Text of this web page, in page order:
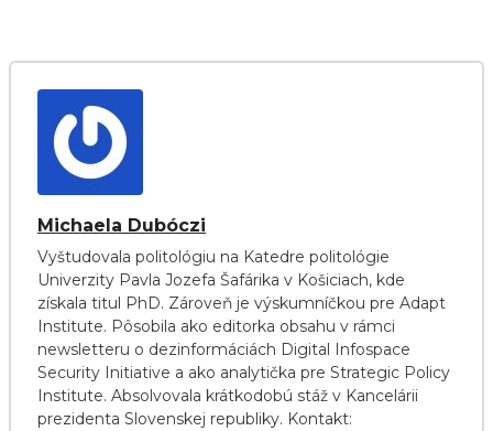
Michaela Dubóczi
Vyštudovala politológiu na Katedre politológie
Univerzity Pavla Jozefa Šafárika v Košiciach, kde
získala titul PhD. Zároveň je výskumníčkou pre Adapt
Institute. Pôsobila ako editorka obsahu v rámci
newsletteru o dezinformáciách Digital Infospace
Security Initiative a ako analytička pre Strategic Policy
Institute. Absolvovala krátkodobú stáž v Kancelárii
prezidenta Slovenskej republiky. Kontakt: